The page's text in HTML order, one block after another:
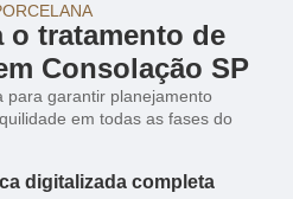
o tratamento de
Consolação SP
para garantir planejamento
em todas as fases do
digitalizada completa